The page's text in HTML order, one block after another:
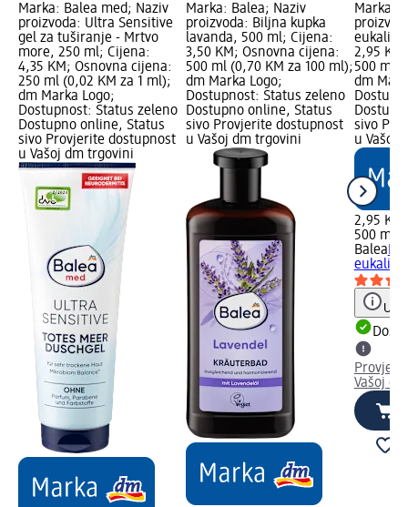
Marka: Balea med; Naziv
proizvoda: Ultra Sensitive
gel za tuširanje - Mrtvo
more, 250 ml; Cijena:
4,35 KM; Osnovna cijena:
250 ml (0,02 KM za 1 ml);
dm Marka Logo;
Dostupnost: Status zeleno
Dostupno online, Status
sivo Provjerite dostupnost
u Vašoj dm trgovini
Marka: Balea; Naziv
proizvoda: Biljna kupka
lavanda, 500 ml; Cijena:
3,50 KM; Osnovna cijena:
500 ml (0,70 KM za 100 ml);
dm Marka Logo;
Dostupnost: Status zeleno
Dostupno online, Status
sivo Provjerite dostupnost
u Vašoj dm trgovini
Marka:
2,95
500 ml
dm
sivo
u Vašoj
2,95 KM
500 ml
Balea
Vašoj